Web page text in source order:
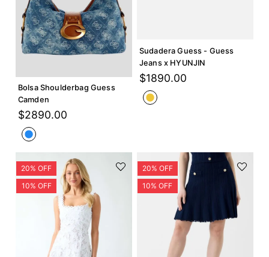
Bolsa Shoulderbag Guess
Camden
$2890.00
Sudadera Guess - Guess
Jeans x HYUNJIN
$1890.00